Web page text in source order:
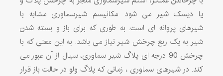
یا دیسک شیر می شود. مکانیسم شیرسماوری مشابه با
شیرهای پروانه ای است. به طوری که برای باز و بسته شدن
شیر به یک ربع چرخش شیر نیاز می باشد. به این معنی که با
چرخش 90 درجه ای پلاگ شیر سماوری، سیال از آن عبور می
کند. در شیرهای سماوری ، زمانی که پلاگ ولو در حالت باز قرار